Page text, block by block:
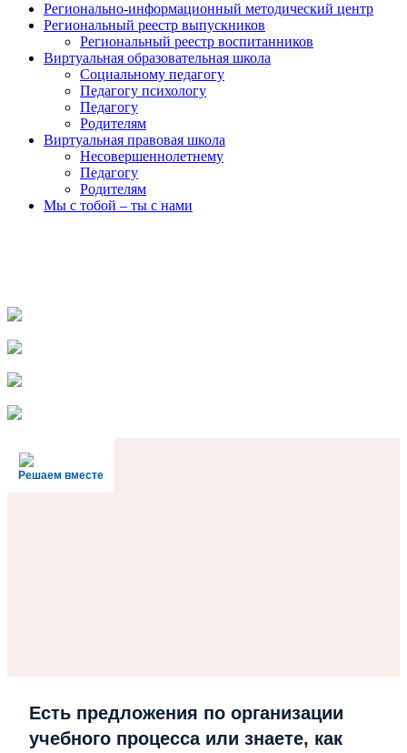
Регионально-информационный методический центр
Региональный реестр выпускников
Региональный реестр воспитанников
Виртуальная образовательная школа
Социальному педагогу
Педагогу психологу
Педагогу
Родителям
Виртуальная правовая школа
Несовершеннолетнему
Педагогу
Родителям
Мы с тобой – ты с нами
Решаем вместе
Есть предложения по организации
учебного процесса или знаете, как